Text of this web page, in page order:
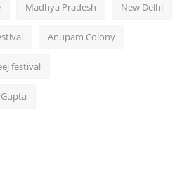
Madhya Pradesh New Delhi
Anupam Colony
festival